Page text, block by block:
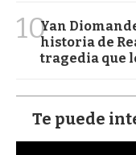
10Yan
historia de
tragedia que
Te puede